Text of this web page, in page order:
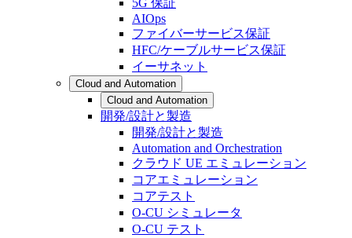
5G 保証
AIOps
ファイバーサービス保証
HFC/ケーブルサービス保証
イーサネット
Cloud and Automation
Cloud and Automation
開発/設計と製造
開発/設計と製造
Automation and Orchestration
クラウド UE エミュレーション
コアエミュレーション
コアテスト
O-CU シミュレータ
O-CU テスト